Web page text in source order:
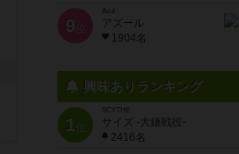
9 位
Azul
アズール
1904名
興味ありランキング
1位
SCYTHE
サイズ -大鎌戦役-
2416名